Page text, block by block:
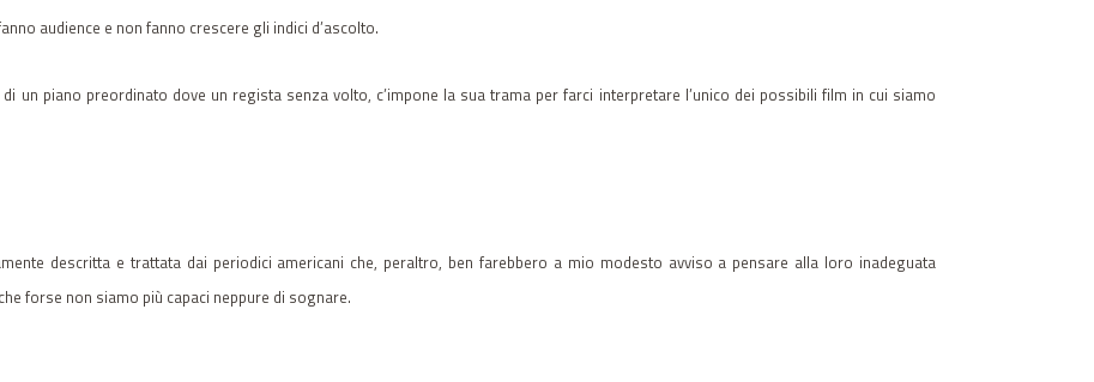
audience e non fanno crescere gli indici d’ascolto.
un piano preordinato dove un regista senza volto, c’impone la sua trama per farci interpretare l’unico dei possibili film in cui siamo
descritta e trattata dai periodici americani che, peraltro, ben farebbero a mio modesto avviso a pensare alla loro inadeguata
forse non siamo più capaci neppure di sognare.